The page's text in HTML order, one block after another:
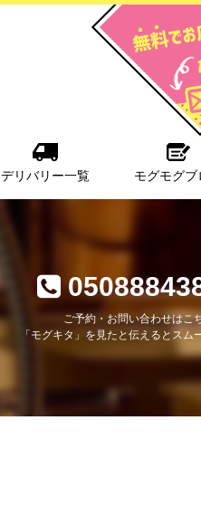
デリバリー一覧 モグモグブ
ご予約・お問い合わせはこ
「モグキタ」を見たと伝えるとスム